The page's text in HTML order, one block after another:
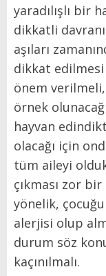
yaradılışlı bir
dikkatli
aşıları
dikkat
önem
örnek
hayvan
olacağı için
tüm aileyi
çıkması zor
yönelik,
alerjisi olup
durum söz
kaçınılmalı.